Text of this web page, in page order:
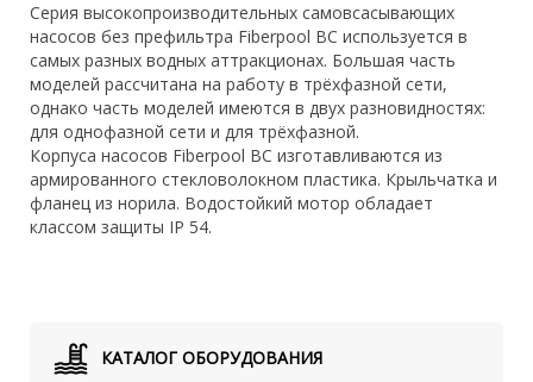
Серия высокопроизводительных самовсасывающих
насосов без префильтра Fiberpool BC используется в
самых разных водных аттракционах. Большая часть
моделей рассчитана на работу в трёхфазной сети,
однако часть моделей имеются в двух разновидностях:
для однофазной сети и для трёхфазной.
Корпуса насосов Fiberpool BC изготавливаются из
армированного стекловолокном пластика. Крыльчатка и
фланец из норила. Водостойкий мотор обладает
классом защиты IP 54.
КАТАЛОГ ОБОРУДОВАНИЯ